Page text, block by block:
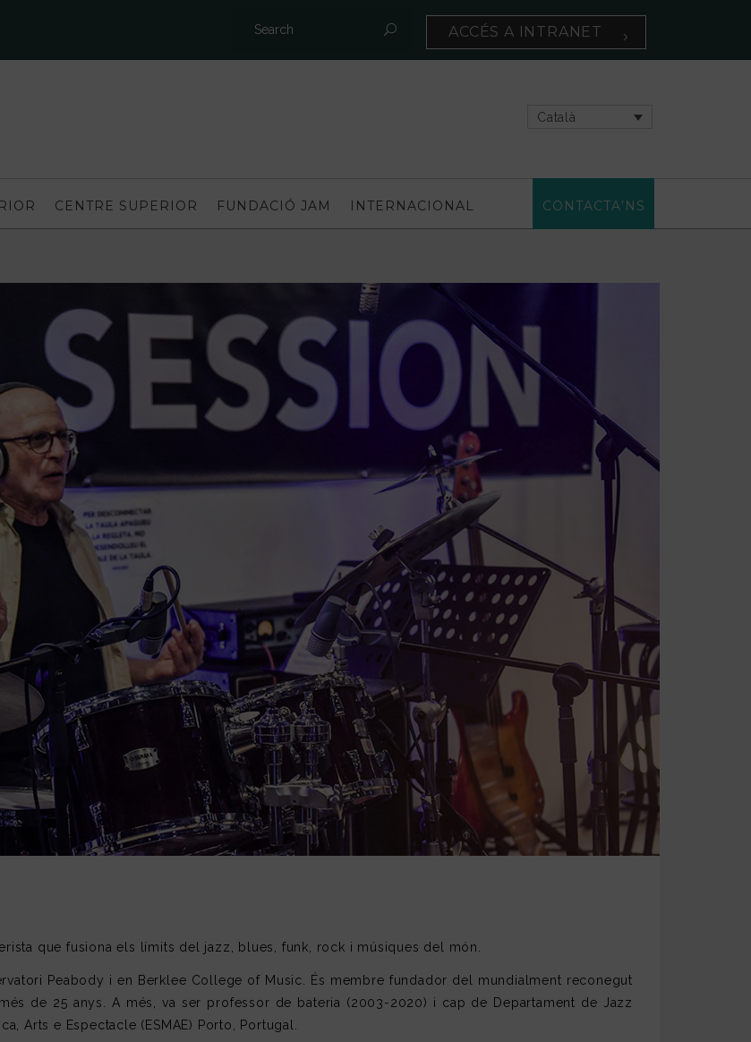
ACCÉS A INTRANET
Català
CENTRE SUPERIOR FUNDACIÓ JAM INTERNACIONAL CONTACTA’NS
que fusiona els límits del jazz, blues, funk, rock i músiques del món.
Peabody i en Berklee College of Music. És membre fundador del mundialment reconegut
de 25 anys. A més, va ser professor de bateria (2003-2020) i cap de Departament de Jazz
Arts e Espectacle (ESMAE) Porto, Portugal.